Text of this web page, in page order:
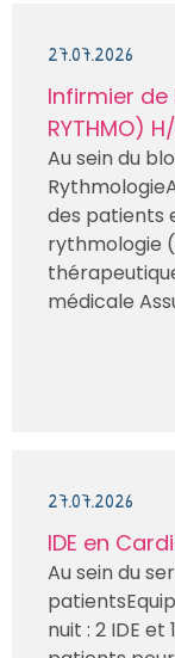
27.07.2026
Infirmier de
RYTHMO)
Au sein du
des patients
rythmologie
médicale
27.07.2026
IDE en
Au sein du
nuit : 2 IDE